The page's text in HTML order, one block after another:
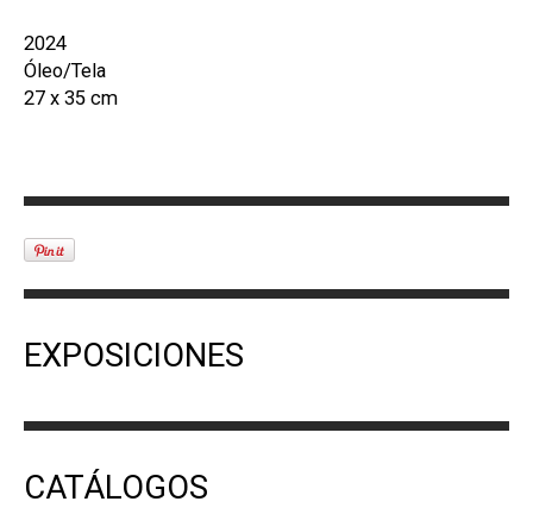
2024
Óleo/Tela
27 x 35 cm
EXPOSICIONES
CATÁLOGOS